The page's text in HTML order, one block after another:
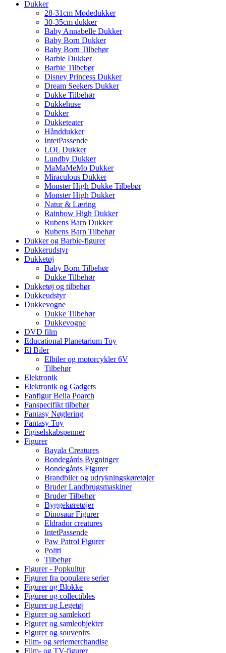
Dukker
28-31cm Modedukker
30-35cm dukker
Baby Annabelle Dukker
Baby Born Dukker
Baby Born Tilbehør
Barbie Dukker
Barbie Tilbebør
Disney Princess Dukker
Dream Seekers Dukker
Dukke Tilbehør
Dukkehuse
Dukker
Dukketeater
Hånddukker
IntetPassende
LOL Dukker
Lundby Dukker
MaMaMeMo Dukker
Miraculous Dukker
Monster High Dukke Tilbebør
Monster High Dukker
Natur & Læring
Rainbow High Dukker
Rubens Barn Dukker
Rubens Barn Tilbehør
Dukker og Barbie-figurer
Dukkerudstyr
Dukketøj
Baby Born Tilbehør
Dukke Tilbehør
Dukketøj og tilbehør
Dukkeudstyr
Dukkevogne
Dukke Tilbehør
Dukkevogne
DVD film
Educational Planetarium Toy
El Biler
Elbiler og motorcykler 6V
Tilbehør
Elektronik
Elektronik og Gadgets
Fanfigur Bella Poarch
Fanspecifikt tilbehør
Fantasy Nøglering
Fantasy Toy
Figiselskabspenner
Figurer
Bayala Creatures
Bondegårds Bygninger
Bondegårds Figurer
Brandbiler og udrykningskøretøjer
Bruder Landbrugsmaskiner
Bruder Tilbehør
Byggekøretøjer
Dinosaur Figurer
Eldrador creatures
IntetPassende
Paw Patrol Figurer
Politi
Tilbehør
Figurer - Popkultur
Figurer fra populære serier
Figurer og Blokke
Figurer og collectibles
Figurer og Legetøj
Figurer og samlekort
Figurer og samleobjekter
Figurer og souvenirs
Film- og seriemerchandise
Film- og TV-figurer